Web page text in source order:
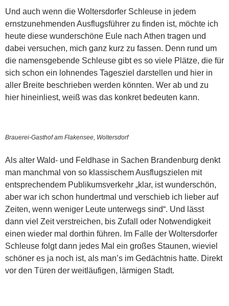
Und auch wenn die Woltersdorfer Schleuse in jedem
ernstzunehmenden Ausflugsführer zu finden ist, möchte ich
heute diese wunderschöne Eule nach Athen tragen und
dabei versuchen, mich ganz kurz zu fassen. Denn rund um
die namensgebende Schleuse gibt es so viele Plätze, die für
sich schon ein lohnendes Tagesziel darstellen und hier in
aller Breite beschrieben werden könnten. Wer ab und zu
hier hineinliest, weiß was das konkret bedeuten kann.
Brauerei-Gasthof am Flakensee, Woltersdorf
Als alter Wald- und Feldhase in Sachen Brandenburg denkt
man manchmal von so klassischem Ausflugszielen mit
entsprechendem Publikumsverkehr „klar, ist wunderschön,
aber war ich schon hundertmal und verschieb ich lieber auf
Zeiten, wenn weniger Leute unterwegs sind“. Und lässt
dann viel Zeit verstreichen, bis Zufall oder Notwendigkeit
einen wieder mal dorthin führen. Im Falle der Woltersdorfer
Schleuse folgt dann jedes Mal ein großes Staunen, wieviel
schöner es ja noch ist, als man’s im Gedächtnis hatte. Direkt
vor den Türen der weitläufigen, lärmigen Stadt.